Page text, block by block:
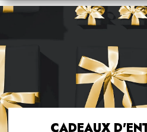
CADEAUX